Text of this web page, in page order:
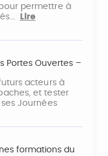
permettre à
Lire
Portes Ouvertes –
acteurs à
et tester
Journées
formations du